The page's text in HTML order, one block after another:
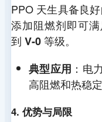
PPO 天生具备良
添加阻燃剂即可满
到 V-0等级。
典型应用 ：电
高阻燃和热稳
4. 优势与局限